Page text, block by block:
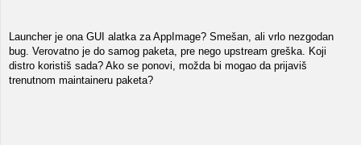
Launcher je ona GUI alatka za AppImage? Smešan, ali vrlo nezgodan
bug. Verovatno je do samog paketa, pre nego upstream greška. Koji
distro koristiš sada? Ako se ponovi, možda bi mogao da prijaviš
trenutnom maintaineru paketa?